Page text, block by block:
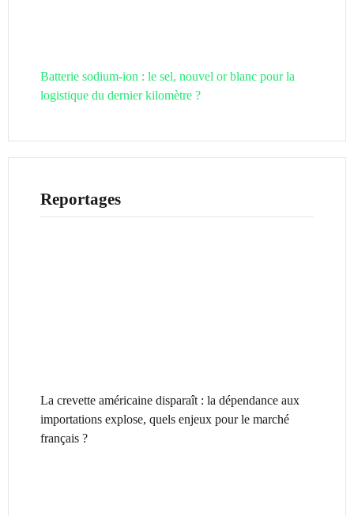
Batterie sodium-ion : le sel, nouvel or blanc pour la
logistique du dernier kilomètre ?
Reportages
La crevette américaine disparaît : la dépendance aux
importations explose, quels enjeux pour le marché
français ?